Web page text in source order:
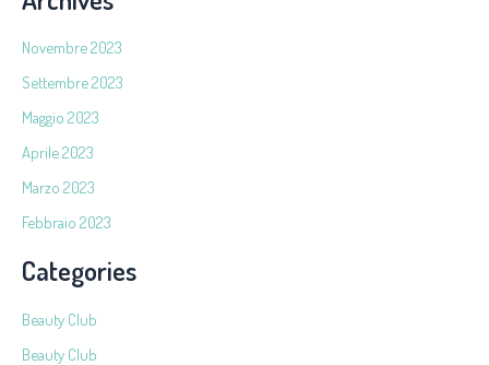
Novembre 2023
Settembre 2023
Maggio 2023
Aprile 2023
Marzo 2023
Febbraio 2023
Categories
Beauty Club
Beauty Club